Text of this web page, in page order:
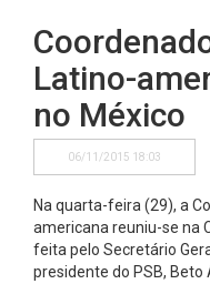
Latino-
no México
06/11/2015 18:03
Na quarta-feira (29), a
americana reuniu-se na
feita pelo Secretário
presidente do PSB,